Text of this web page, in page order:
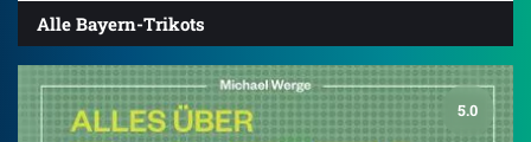
Alle Bayern-Trikots
5.0